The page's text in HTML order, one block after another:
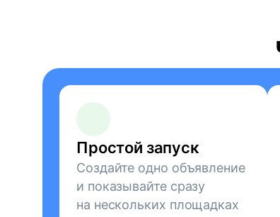
Простой запуск
Создайте одно объявление
и показывайте сразу
на нескольких площадках